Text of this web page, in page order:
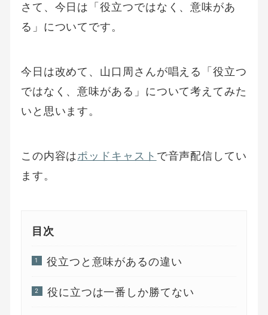
さて、今日は「役立つではなく、意味があ
る」についてです。
今日は改めて、山口周さんが唱える「役立つ
ではなく、意味がある」について考えてみた
いと思います。
この内容はポッドキャスト で音声配信してい
ます。
目次
役立つと意味があるの違い
役に立つは一番しか勝てない